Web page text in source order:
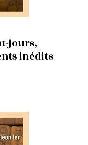
jours,
inédits